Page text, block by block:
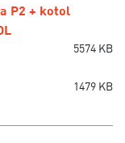
P2 + kotol
5574 KB
1479 KB